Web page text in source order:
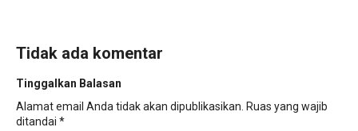
Tidak ada komentar
Tinggalkan Balasan
Alamat email Anda tidak akan dipublikasikan. Ruas yang wajib
ditandai *